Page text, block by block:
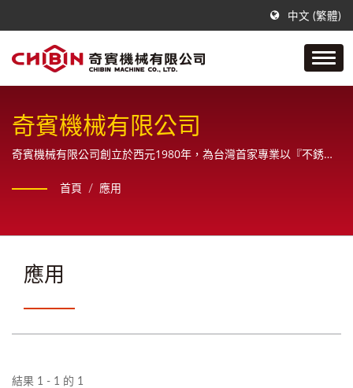
中文 (繁體)
奇賓機械有限公司
奇賓機械有限公司創立於西元1980年，為台灣首家專業以『不銹鋼
首頁 / 應用
應用
結果 1 - 1 的 1